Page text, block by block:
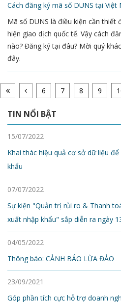
Cách đăng ký mã số DUNS tại Việt
Mã số DUNS là điều kiện cần
hiện giao dịch quốc tế. Vậy cách
nào? Đăng ký tại đâu? Mời quý
đây.
6 7 8 9
TIN NỔI BẬT
15/07/2022
Khai thác hiệu quả cơ sở dữ liệu
khẩu
07/07/2022
Sự kiện "Quản trị rủi ro & Thanh
xuất nhập khẩu" sắp diễn ra ngày
04/05/2022
Thông báo: CẢNH BÁO LỪA ĐẢO
23/09/2021
Góp phần tích cực hỗ trợ doanh